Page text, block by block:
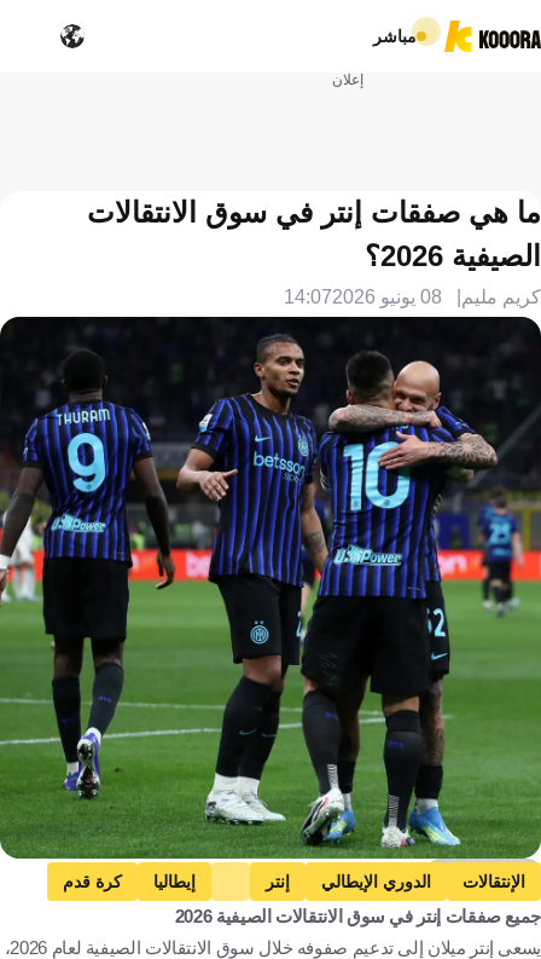
مباشر
إعلان
ما هي صفقات إنتر في سوق الانتقالات
الصيفية 2026؟
كريم مليم 08 يونيو 2026 14:07
Getty Images
الإنتقالات الدوري الإيطالي إنتر إيطاليا كرة قدم
جميع صفقات إنتر في سوق الانتقالات الصيفية 2026
يسعى إنتر ميلان إلى تدعيم صفوفه خلال سوق الانتقالات الصيفية لعام 2026،